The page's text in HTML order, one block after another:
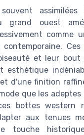
grand ouest
comme
et leur bout
esthétique
d'une finition
que les
bottes western
aux tenues
touche